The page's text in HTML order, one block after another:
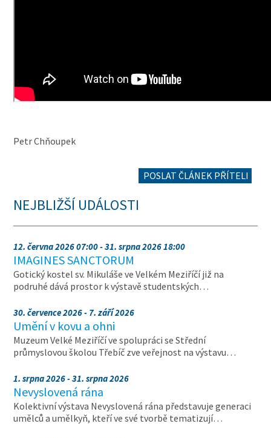
Petr Chňoupek
POSLAT ČLÁNEK PŘÍTELI
NEJBLIŽŠÍ UDÁLOSTI
12. června 2026 07:00 - 31. srpna 2026 18:00
IMAGINES SANCTORUM
Gotický kostel sv. Mikuláše ve Velkém Meziříčí již na
podruhé dává prostor k výstavě studentských…
30. července 2026 - 7. září 2026
Umění v kovu a ohni
Muzeum Velké Meziříčí ve spolupráci se Střední
průmyslovou školou Třebíč zve veřejnost na výstavu…
1. srpna 2026 - 31. srpna 2026
Nevyslovená rána
Kolektivní výstava Nevyslovená rána představuje generaci
umělců a umělkyň, kteří ve své tvorbě tematizují…